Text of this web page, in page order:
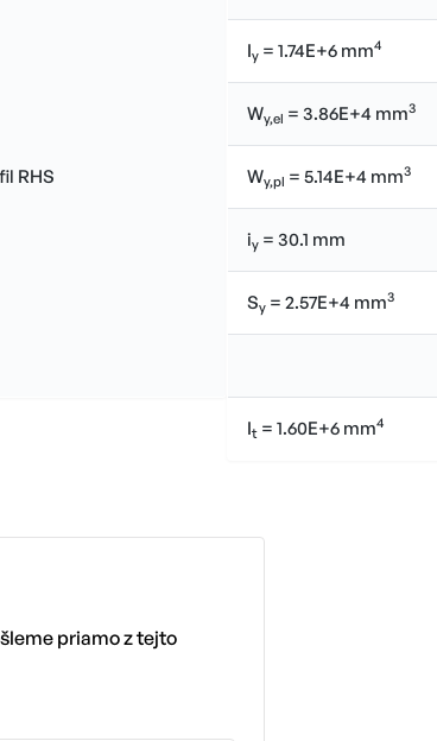
Iy = 1.74E+6 mm4
Wy,el = 3.86E+4 mm3
Wy,pl = 5.14E+4 mm3
iy = 30.1 mm
Sy = 2.57E+4 mm3
It = 1.60E+6 mm4
priamo z tejto